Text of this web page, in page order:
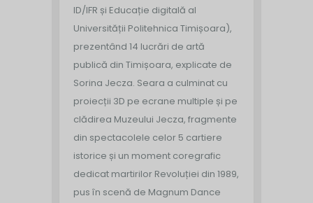
ID/IFR și Educație digitală al
Universității Politehnica Timișoara),
prezentând 14 lucrări de artă
publică din Timișoara, explicate de
Sorina Jecza. Seara a culminat cu
proiecții 3D pe ecrane multiple și pe
clădirea Muzeului Jecza, fragmente
din spectacolele celor 5 cartiere
istorice și un moment coregrafic
dedicat martirilor Revoluției din 1989,
pus în scenă de Magnum Dance